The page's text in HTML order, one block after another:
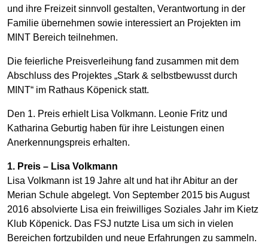
und ihre Freizeit sinnvoll gestalten, Verantwortung in der
Familie übernehmen sowie interessiert an Projekten im
MINT Bereich teilnehmen.
Die feierliche Preisverleihung fand zusammen mit dem
Abschluss des Projektes „Stark & selbstbewusst durch
MINT“ im Rathaus Köpenick statt.
Den 1. Preis erhielt Lisa Volkmann. Leonie Fritz und
Katharina Geburtig haben für ihre Leistungen einen
Anerkennungspreis erhalten.
1. Preis – Lisa Volkmann
Lisa Volkmann ist 19 Jahre alt und hat ihr Abitur an der
Merian Schule abgelegt. Von September 2015 bis August
2016 absolvierte Lisa ein freiwilliges Soziales Jahr im Kietz
Klub Köpenick. Das FSJ nutzte Lisa um sich in vielen
Bereichen fortzubilden und neue Erfahrungen zu sammeln.